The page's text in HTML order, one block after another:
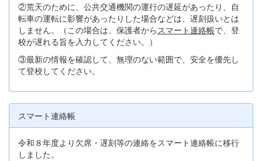
②荒天のために、公共交通機関の運行の遅延があったり、自
転車の運転に影響があったりした場合などは、遅刻扱いとは
しません。（この場合は、保護者からスマート連絡帳で、登
校が遅れる旨を入力してください。）
③最新の情報を確認して、無理のない範囲で、安全を優先し
て登校してください。
スマート連絡帳
令和８年度より欠席・遅刻等の連絡をスマート連絡帳に移行
しました。